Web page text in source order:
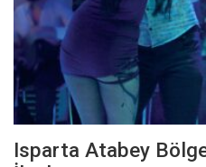
Isparta Atabey